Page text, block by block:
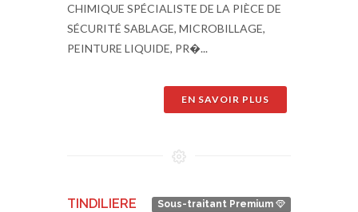
CHIMIQUE SPÉCIALISTE DE LA PIÈCE DE
SÉCURITÉ SABLAGE, MICROBILLAGE,
PEINTURE LIQUIDE, PR�...
EN SAVOIR PLUS
Sous-traitant Premium
TINDILIERE